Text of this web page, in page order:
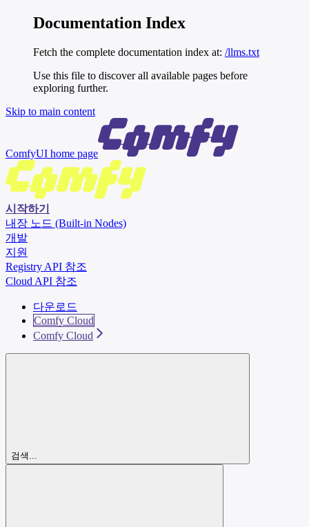
Documentation Index
Fetch the complete documentation index at: /llms.txt
Use this file to discover all available pages before
exploring further.
Skip to main content
ComfyUI home page
시작하기
내장 노드 (Built-in Nodes)
개발
지원
Registry API 참조
Cloud API 참조
다운로드
Comfy Cloud
Comfy Cloud
검색...